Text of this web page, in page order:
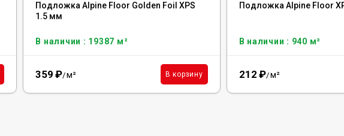
Подложка Alpine Floor Golden Foil XPS
1.5 мм
В наличии : 19387 м²
359 ₽/м² В корзину
Подложка Alpine Floor
В наличии : 940 м²
212 ₽/м²